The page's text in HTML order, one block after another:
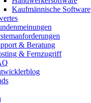
Kaufmännische Software
& Beratung
& Fernzugriff